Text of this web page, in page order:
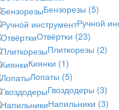
Бензорезы (5)
Ручной
Отвёртки (23)
Плиткорезы (2)
Киянки (1)
Лопаты (5)
Гвоздодеры (3)
Напильники (3)